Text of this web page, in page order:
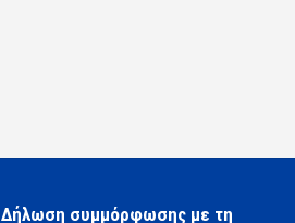
Δήλωση συμμόρφωσης με τη